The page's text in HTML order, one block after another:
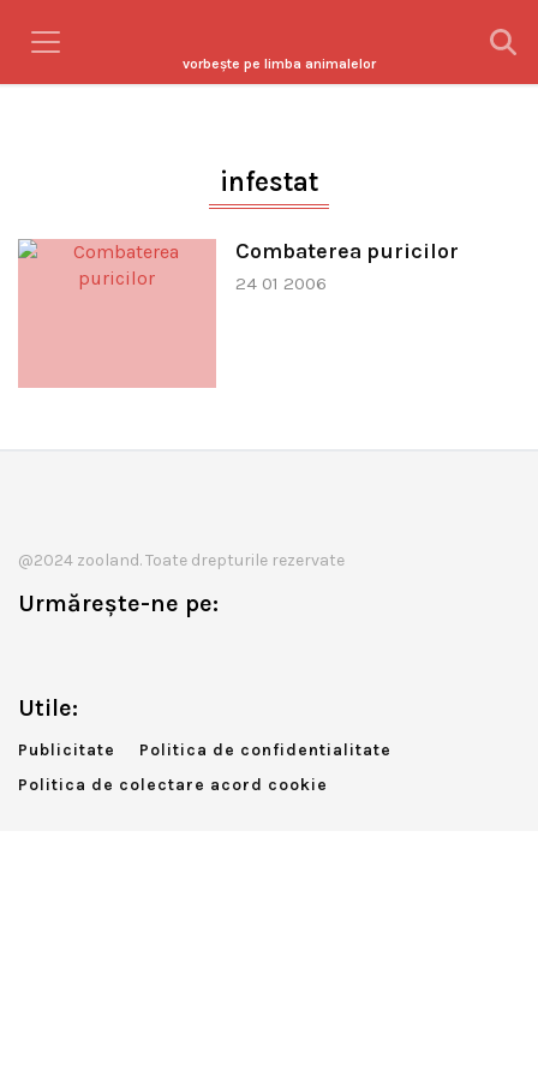
vorbeşte pe limba animalelor
infestat
Combaterea puricilor
24 01 2006
@2024 zooland. Toate drepturile rezervate
Urmărește-ne pe:
Utile:
Publicitate
Politica de confidentialitate
Politica de colectare acord cookie